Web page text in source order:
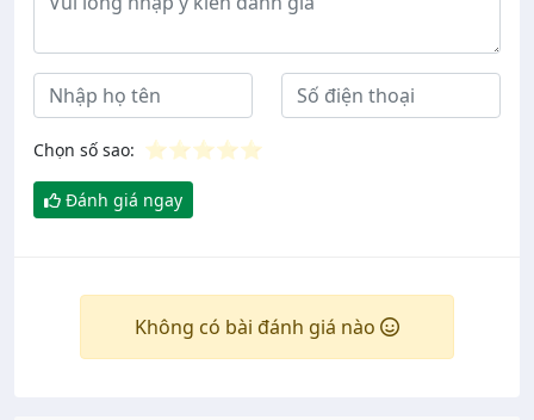
Chọn số sao: ⭐⭐⭐⭐⭐
Đánh giá ngay
Không có bài đánh giá nào